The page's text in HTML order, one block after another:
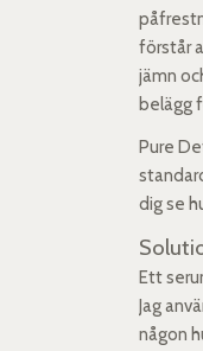
förstår
jämn
belägg
Pure
dig se
Ett
Jag
någon